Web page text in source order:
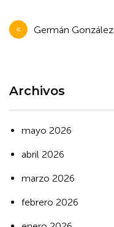
Navegación
de
Germán González
Archivos
mayo 2026
abril 2026
marzo 2026
febrero 2026